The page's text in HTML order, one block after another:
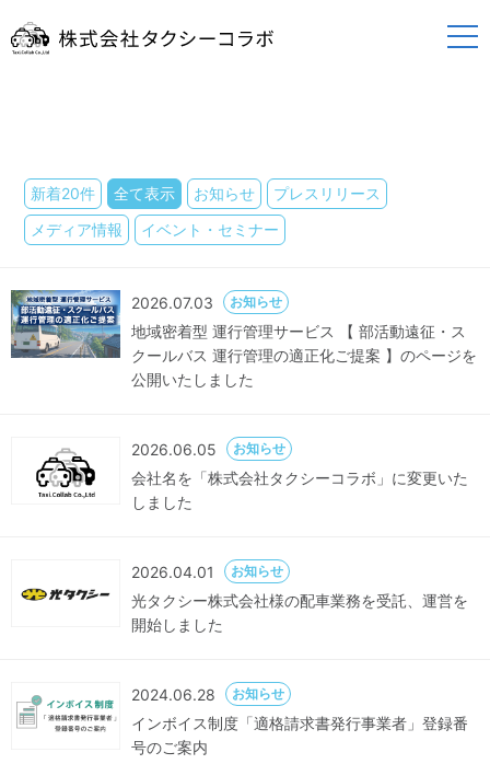
新着20件 全て表示 お知らせ
プレスリリース
メディア情報
イベント・セミナー
2026.07.03 お知らせ
地域密着型 運行管理サービス 【 部活動遠征・ス
クールバス 運行管理の適正化ご提案 】のページを
公開いたしました
2026.06.05 お知らせ
会社名を「株式会社タクシーコラボ」に変更いた
しました
2026.04.01 お知らせ
光タクシー株式会社様の配車業務を受託、運営を
開始しました
2024.06.28 お知らせ
インボイス制度「適格請求書発行事業者」登録番
号のご案内